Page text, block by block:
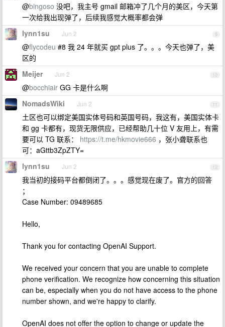
@bingoso 没吧，我主号 gmail 邮箱冲了几个月的美区，今天第
一次给我出现弹了，后续我感觉大概率都会弹
9
lynn1su Jun 2
@flycodeu #8 我 24 年就买 gpt plus 了。。。今天也弹了，美
区的
10
Meijer Jun 2
@bocchiair GG 卡是什么啊
11
NomadsWiki Jun 2
土区也可以绑定美国实体号码和英国号码，我这有，美国实体卡
和 gg 卡都有，现货无限供应，已经帮助几十位 V 友用上，有需
要可以 TG 联系： https://t.me/hkmovie666 ，张小聋联系也
可：aGttb3ZpZTY=
12
lynn1su Jun 2
我当初的接码平台都倒闭了。。。感觉现在废了。官方的回答
；
Case Number: 09489685
Hello,
Thank you for contacting OpenAI Support.
We received your concern that you are unable to complete
phone verification. We recognize how concerning this situation
can be, especially when you do not have access to the phone
number shown, and we're happy to clarify.
OpenAI does not offer the option to change or update the